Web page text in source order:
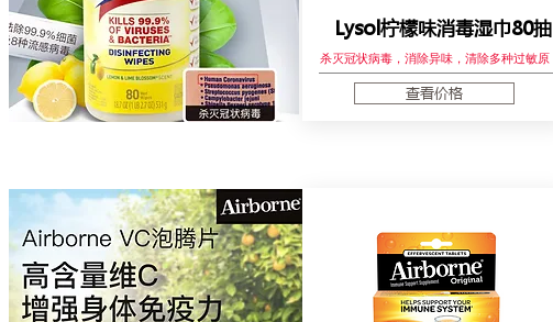
Lysol柠檬味消毒湿巾80抽
杀灭冠状病毒，消除异味，清除多种过敏原
查看价格